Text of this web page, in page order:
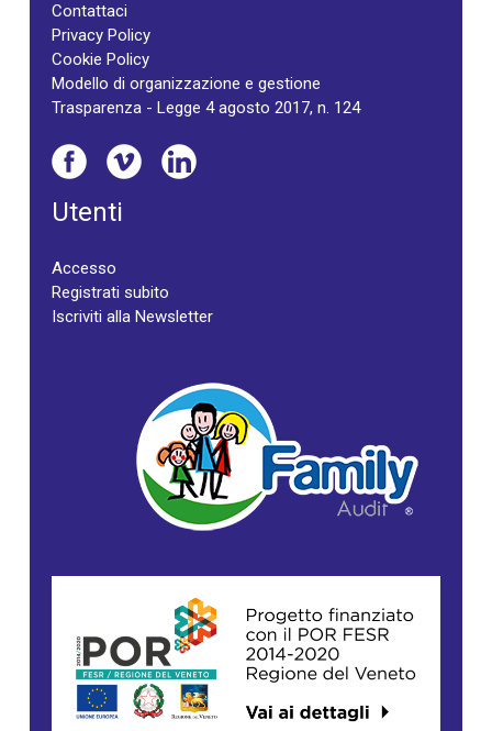
Contattaci
Privacy Policy
Cookie Policy
Modello di organizzazione e gestione
Trasparenza - Legge 4 agosto 2017, n. 124
Utenti
Accesso
Registrati subito
Iscriviti alla Newsletter